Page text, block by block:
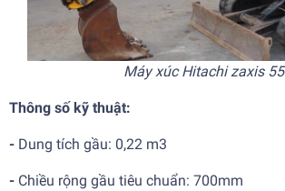
Máy xúc Hitachi zaxis 55
Thông số kỹ thuật:
- Dung tích gầu: 0,22 m3
- Chiều rộng gầu tiêu chuẩn: 700mm